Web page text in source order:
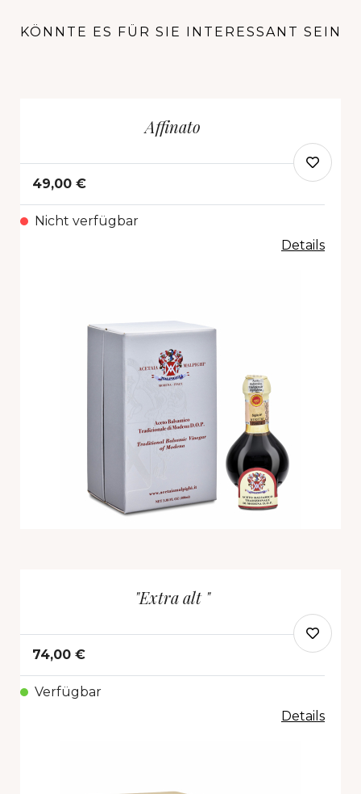
KÖNNTE ES FÜR SIE INTERESSANT SEIN
Affinato
49,00 €
Nicht verfügbar
Details
"Extra alt "
74,00 €
Verfügbar
Details